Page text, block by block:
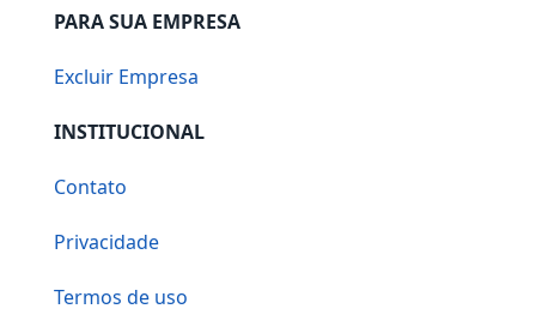
PARA SUA EMPRESA
Excluir Empresa
INSTITUCIONAL
Contato
Privacidade
Termos de uso